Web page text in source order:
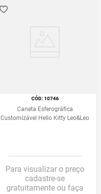
:10746
Caneta Esferográfica
Customizável Hello Kitty Leo&Leo
Para visualizar o preço
cadastre-se
gratuitamente ou faça